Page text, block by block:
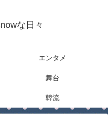
な日々
エンタメ
舞台
韓流